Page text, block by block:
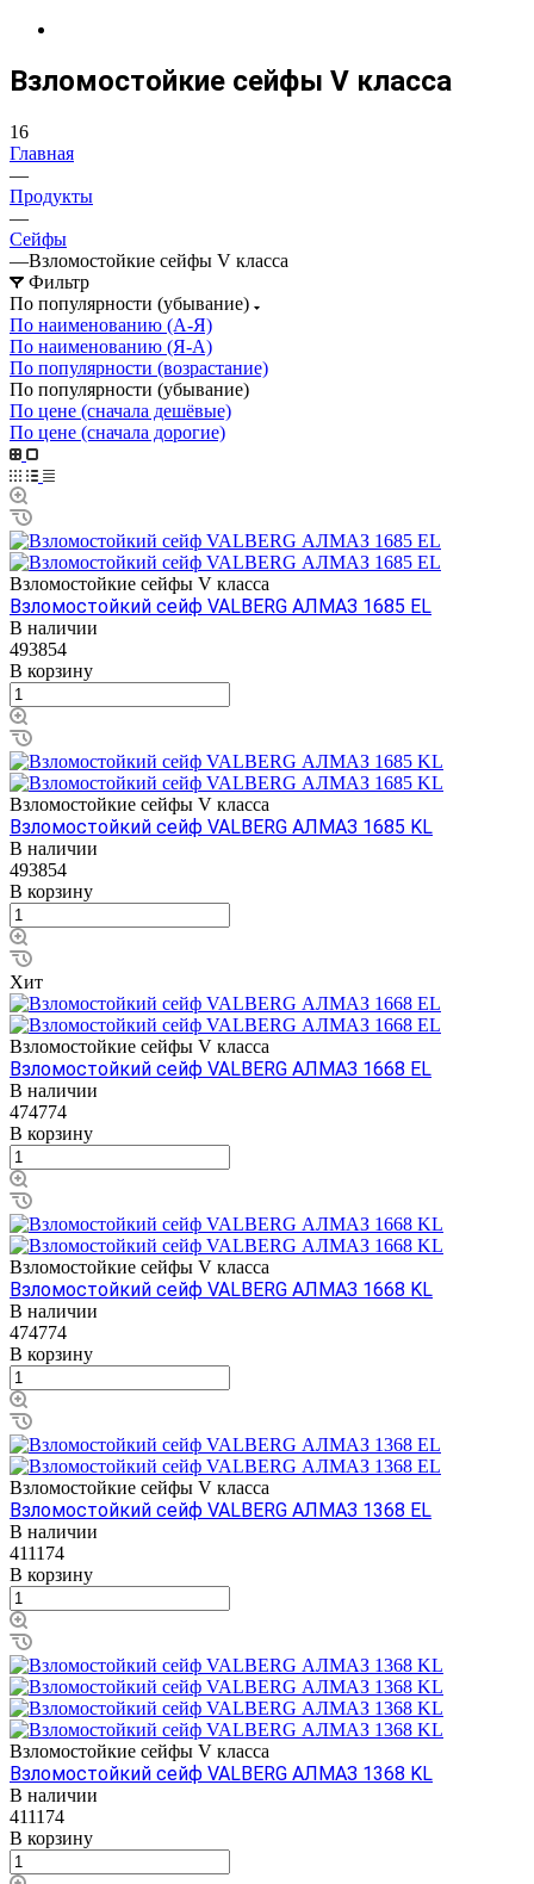
Взломостойкие сейфы V класса
16
Главная
—
Продукты
—
Сейфы
—Взломостойкие сейфы V класса
Фильтр
По популярности (убывание)
По наименованию (А-Я)
По наименованию (Я-А)
По популярности (возрастание)
По популярности (убывание)
По цене (сначала дешёвые)
По цене (сначала дорогие)
Взломостойкие сейфы V класса
Взломостойкий сейф VALBERG АЛМАЗ 1685 EL
В наличии
493854
В корзину
Взломостойкие сейфы V класса
Взломостойкий сейф VALBERG АЛМАЗ 1685 KL
В наличии
493854
В корзину
Хит
Взломостойкие сейфы V класса
Взломостойкий сейф VALBERG АЛМАЗ 1668 EL
В наличии
474774
В корзину
Взломостойкие сейфы V класса
Взломостойкий сейф VALBERG АЛМАЗ 1668 KL
В наличии
474774
В корзину
Взломостойкие сейфы V класса
Взломостойкий сейф VALBERG АЛМАЗ 1368 EL
В наличии
411174
В корзину
Взломостойкие сейфы V класса
Взломостойкий сейф VALBERG АЛМАЗ 1368 KL
В наличии
411174
В корзину